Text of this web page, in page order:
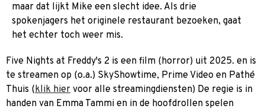
maar dat lijkt Mike een slecht idee. Als drie
spokenjagers het originele restaurant bezoeken, gaat
het echter toch weer mis.
Five Nights at Freddy's 2 is een film (horror) uit 2025. en is
te streamen op (o.a.) SkyShowtime, Prime Video en Pathé
Thuis (klik hier voor alle streamingdiensten) De regie is in
handen van Emma Tammi en in de hoofdrollen spelen